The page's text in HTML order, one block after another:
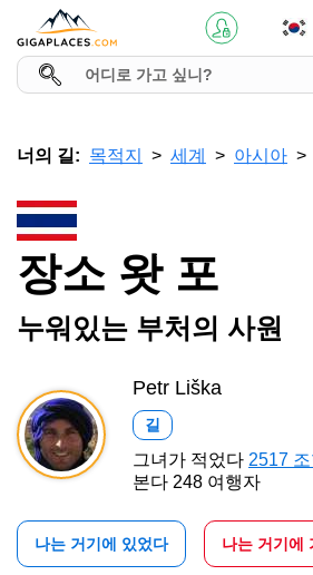
너의 길: 목적지 세계 아시아
장소 왓 포
누워있는 부처의 사원
Petr Liška
길
그녀가 적었다 2517
본다 248 여행자
나는 거기에 있었다 나는 거기에